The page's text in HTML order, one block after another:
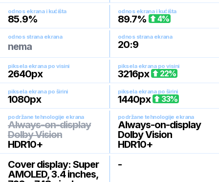
odnos ekrana i kućišta
85.9%
odnos ekrana i kućišta
89.7% 4%
odnos strana ekrana
nema
odnos strana ekrana
20:9
piksela ekrana po visini
2640px
piksela ekrana po visini
3216px 22%
piksela ekrana po širini
1080px
piksela ekrana po širini
1440px 33%
podržane tehnologije ekrana
Always-on-display
Dolby Vision
HDR10+
podržane tehnologije ekrana
Always-on-display
Dolby Vision
HDR10+
Cover display: Super
AMOLED, 3.4 inches,
-